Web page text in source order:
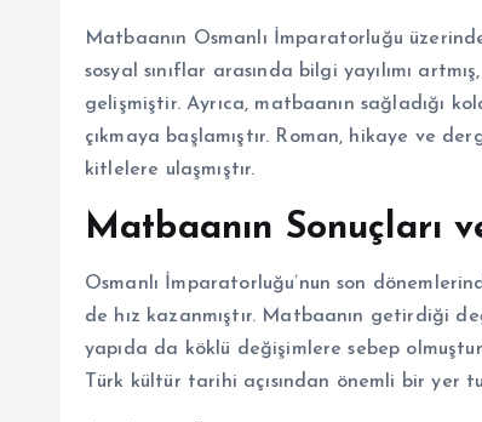
Matbaanın Osmanlı İmparatorluğu
sosyal sınıflar arasında bilgi yayılımı
gelişmiştir. Ayrıca, matbaanın sağladığı
çıkmaya başlamıştır. Roman, hikaye ve
kitlelere ulaşmıştır.
Matbaanın Sonuçları
Osmanlı İmparatorluğu’nun son
de hız kazanmıştır. Matbaanın getirdiği
yapıda da köklü değişimlere sebep
Türk kültür tarihi açısından önemli bir yer